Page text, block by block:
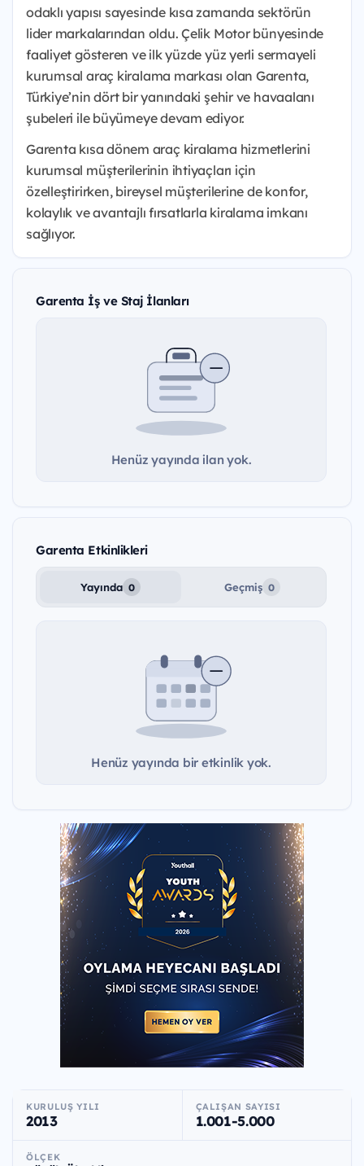
odaklı yapısı sayesinde kısa zamanda sektörün
lider markalarından oldu. Çelik Motor bünyesinde
faaliyet gösteren ve ilk yüzde yüz yerli sermayeli
kurumsal araç kiralama markası olan Garenta,
Türkiye’nin dört bir yanındaki şehir ve havaalanı
şubeleri ile büyümeye devam ediyor.
Garenta kısa dönem araç kiralama hizmetlerini
kurumsal müşterilerinin ihtiyaçları için
özelleştirirken, bireysel müşterilerine de konfor,
kolaylık ve avantajlı fırsatlarla kiralama imkanı
sağlıyor.
Garenta İş ve Staj İlanları
Henüz yayında ilan yok.
Garenta Etkinlikleri
Yayında 0 Geçmiş 0
Henüz yayında bir etkinlik yok.
KURULUŞ YILI
2013
ÇALIŞAN SAYISI
1.001-5.000
ÖLÇEK